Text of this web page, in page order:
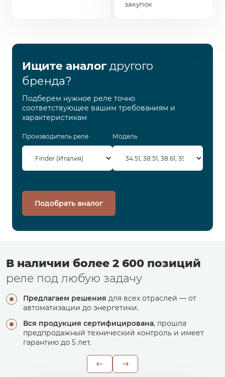
закупок
Ищите аналогдругого
бренда?
Подберем нужное реле точно
соответствующее вашим требованиям и
характеристикам
Производитель реле Модель
Подобрать аналог
В наличии более 2 600 позиций
реле под любую задачу
Предлагаем решения для всех отраслей — от
автоматизации до энергетики.
Вся продукция сертифицирована, прошла
предпродажный технический контроль и имеет
гарантию до 5 лет.